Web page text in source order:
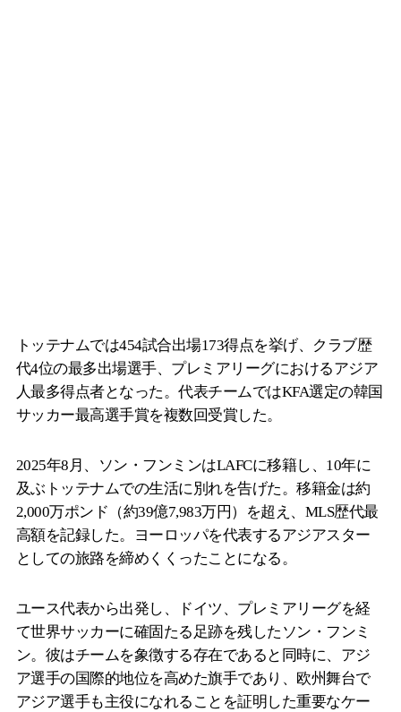
トッテナムでは454試合出場173得点を挙げ、クラブ歴
代4位の最多出場選手、プレミアリーグにおけるアジア
人最多得点者となった。代表チームではKFA選定の韓国
サッカー最高選手賞を複数回受賞した。
2025年8月、ソン・フンミンはLAFCに移籍し、10年に
及ぶトッテナムでの生活に別れを告げた。移籍金は約
2,000万ポンド（約39億7,983万円）を超え、MLS歴代最
高額を記録した。ヨーロッパを代表するアジアスター
としての旅路を締めくくったことになる。
ユース代表から出発し、ドイツ、プレミアリーグを経
て世界サッカーに確固たる足跡を残したソン・フンミ
ン。彼はチームを象徴する存在であると同時に、アジ
ア選手の国際的地位を高めた旗手であり、欧州舞台で
アジア選手も主役になれることを証明した重要なケー